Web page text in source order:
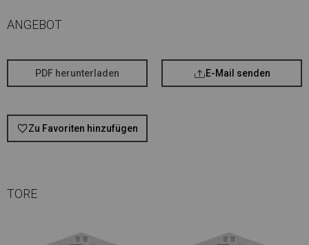
ANGEBOT
PDF herunterladen E-Mail senden
Zu Favoriten hinzufügen
TORE